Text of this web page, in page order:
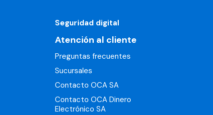
Seguridad digital
Atención al cliente
Preguntas frecuentes
Sucursales
Contacto OCA SA
Contacto OCA Dinero
Electrónico SA